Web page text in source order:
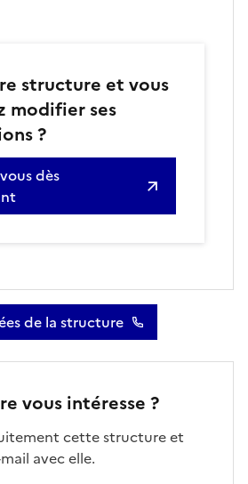
structure et vous
modifier ses
?
dès
de la structure
vous intéresse ?
cette structure et
avec elle.